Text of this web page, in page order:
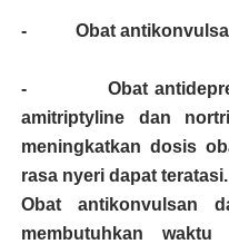
- Obat
- Obat
amitriptyline dan
meningkatkan dosis
rasa nyeri dapat teratasi.
Obat antikonvulsan
membutuhkan